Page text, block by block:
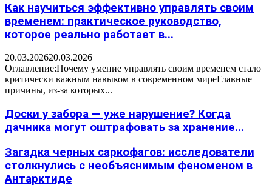
Как научиться эффективно управлять своим
временем: практическое руководство,
которое реально работает в...
20.03.202620.03.2026
Оглавление:Почему умение управлять своим временем стало
критически важным навыком в современном миреГлавные
причины, из-за которых...
Доски у забора — уже нарушение? Когда
дачника могут оштрафовать за хранение...
Загадка черных саркофагов: исследователи
столкнулись с необъяснимым феноменом в
Антарктиде